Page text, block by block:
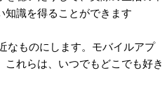
知識を得ることができます
なものにします。モバイルアプ
れらは、いつでもどこでも好き